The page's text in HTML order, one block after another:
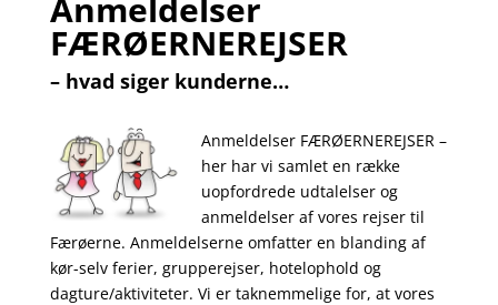
Anmeldelser
FÆRØERNEREJSER
– hvad siger kunderne…
Anmeldelser FÆRØERNEREJSER –
her har vi samlet en række
uopfordrede udtalelser og
anmeldelser af vores rejser til
Færøerne. Anmeldelserne omfatter en blanding af
kør-selv ferier, grupperejser, hotelophold og
dagture/aktiviteter. Vi er taknemmelige for, at vores
Mette her hos os er fordragsholder –
og hendes store viden om Færøerne
krydres på spændende visuel vis.
“goodiebag” vores
LÆS MERE / TILMELD